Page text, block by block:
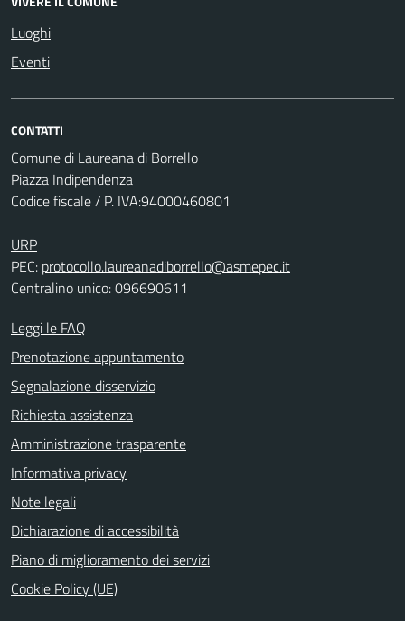
Luoghi
Eventi
CONTATTI
Comune di Laureana di Borrello
Piazza Indipendenza
Codice fiscale / P. IVA:94000460801
URP
PEC: protocollo.laureanadiborrello@asmepec.it
Centralino unico: 096690611
Leggi le FAQ
Prenotazione appuntamento
Segnalazione disservizio
Richiesta assistenza
Amministrazione trasparente
Informativa privacy
Note legali
Dichiarazione di accessibilità
Piano di miglioramento dei servizi
Cookie Policy (UE)